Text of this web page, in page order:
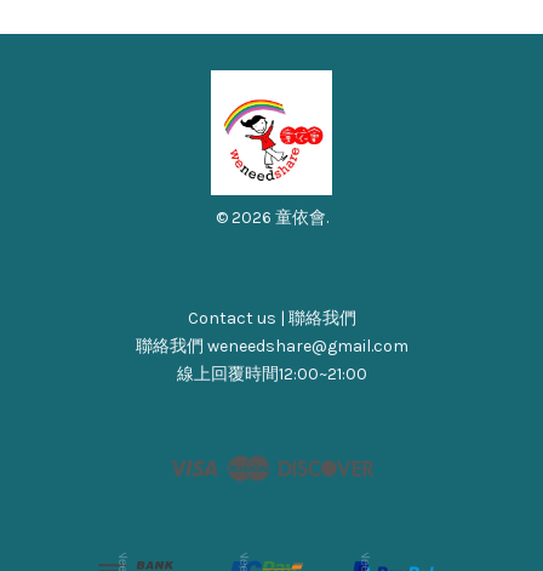
© 2026 童依會.
Contact us | 聯絡我們
聯絡我們 weneedshare@gmail.com
線上回覆時間12:00~21:00
Visa Master